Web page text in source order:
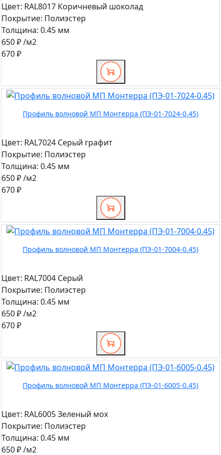
Цвет: RAL8017 Коричневый шоколад
Покрытие: Полиэстер
Толщина: 0.45 мм
650 ₽/м2
670 ₽
Профиль волновой МП Монтерра (ПЭ-01-7024-0.45)
Цвет: RAL7024 Серый графит
Покрытие: Полиэстер
Толщина: 0.45 мм
650 ₽/м2
670 ₽
Профиль волновой МП Монтерра (ПЭ-01-7004-0.45)
Цвет: RAL7004 Серый
Покрытие: Полиэстер
Толщина: 0.45 мм
650 ₽/м2
670 ₽
Профиль волновой МП Монтерра (ПЭ-01-6005-0.45)
Цвет: RAL6005 Зеленый мох
Покрытие: Полиэстер
Толщина: 0.45 мм
650 ₽/м2